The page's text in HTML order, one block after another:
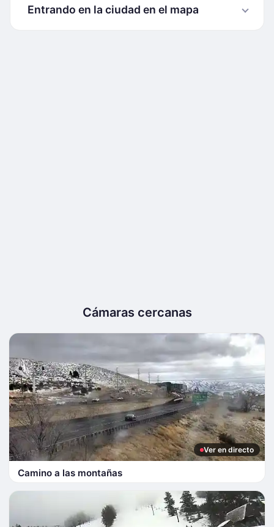
Entrando en la ciudad en el mapa
Cámaras cercanas
Ver en directo
Camino a las montañas